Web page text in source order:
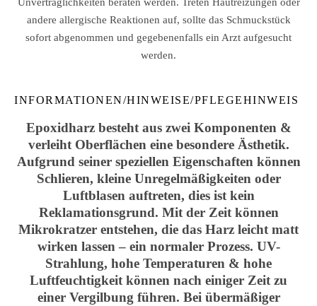
andere allergische Reaktionen auf, sollte das Schmuckstück
sofort abgenommen und gegebenenfalls ein Arzt aufgesucht
werden.
INFORMATIONEN/HINWEISE/PFLEGEHINWEIS
Epoxidharz besteht aus zwei Komponenten &
verleiht Oberflächen eine besondere Ästhetik.
Aufgrund seiner speziellen Eigenschaften können
Schlieren, kleine Unregelmäßigkeiten oder
Luftblasen auftreten, dies ist kein
Reklamationsgrund. Mit der Zeit können
Mikrokratzer entstehen, die das Harz leicht matt
wirken lassen – ein normaler Prozess. UV-
Strahlung, hohe Temperaturen & hohe
Luftfeuchtigkeit können nach einiger Zeit zu
einer Vergilbung führen. Bei übermäßiger